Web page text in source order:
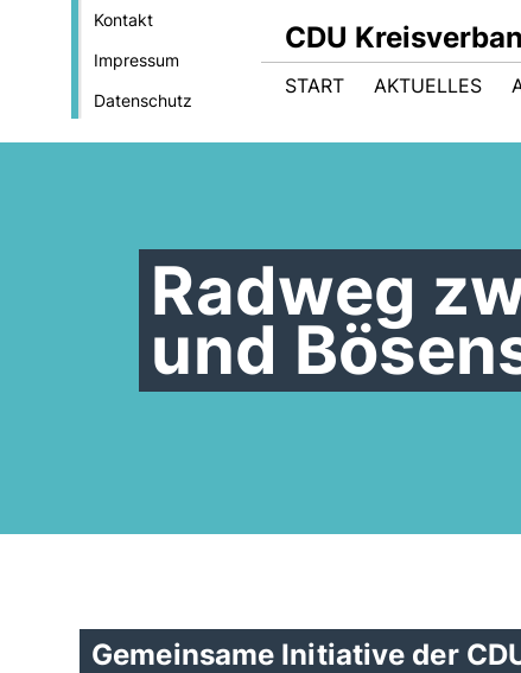
Kontakt
Impressum
Datenschutz
CDU
START AKTUELLES
Radweg
und
Gemeinsame Initiative der